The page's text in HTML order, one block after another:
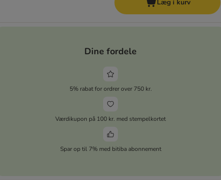
Læg i kurv
Dine fordele
5% rabat for ordrer over 750 kr.
Værdikupon på 100 kr. med stempelkortet
Spar op til 7% med bitiba abonnement